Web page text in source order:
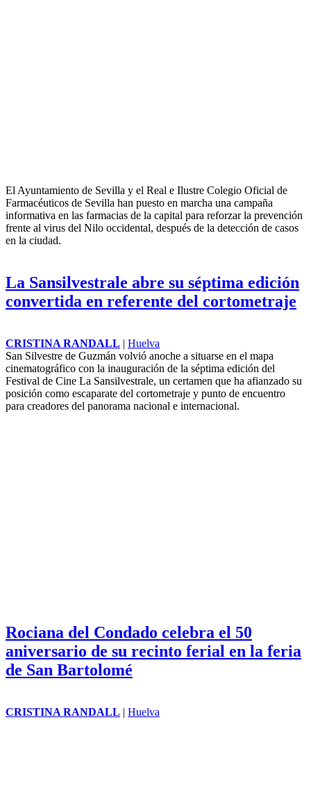
El Ayuntamiento de Sevilla y el Real e Ilustre Colegio Oficial de
Farmacéuticos de Sevilla han puesto en marcha una campaña
informativa en las farmacias de la capital para reforzar la prevención
frente al virus del Nilo occidental, después de la detección de casos
en la ciudad.
La Sansilvestrale abre su séptima edición
convertida en referente del cortometraje
CRISTINA RANDALL | Huelva
San Silvestre de Guzmán volvió anoche a situarse en el mapa
cinematográfico con la inauguración de la séptima edición del
Festival de Cine La Sansilvestrale, un certamen que ha afianzado su
posición como escaparate del cortometraje y punto de encuentro
para creadores del panorama nacional e internacional.
Rociana del Condado celebra el 50
aniversario de su recinto ferial en la feria
de San Bartolomé
CRISTINA RANDALL | Huelva